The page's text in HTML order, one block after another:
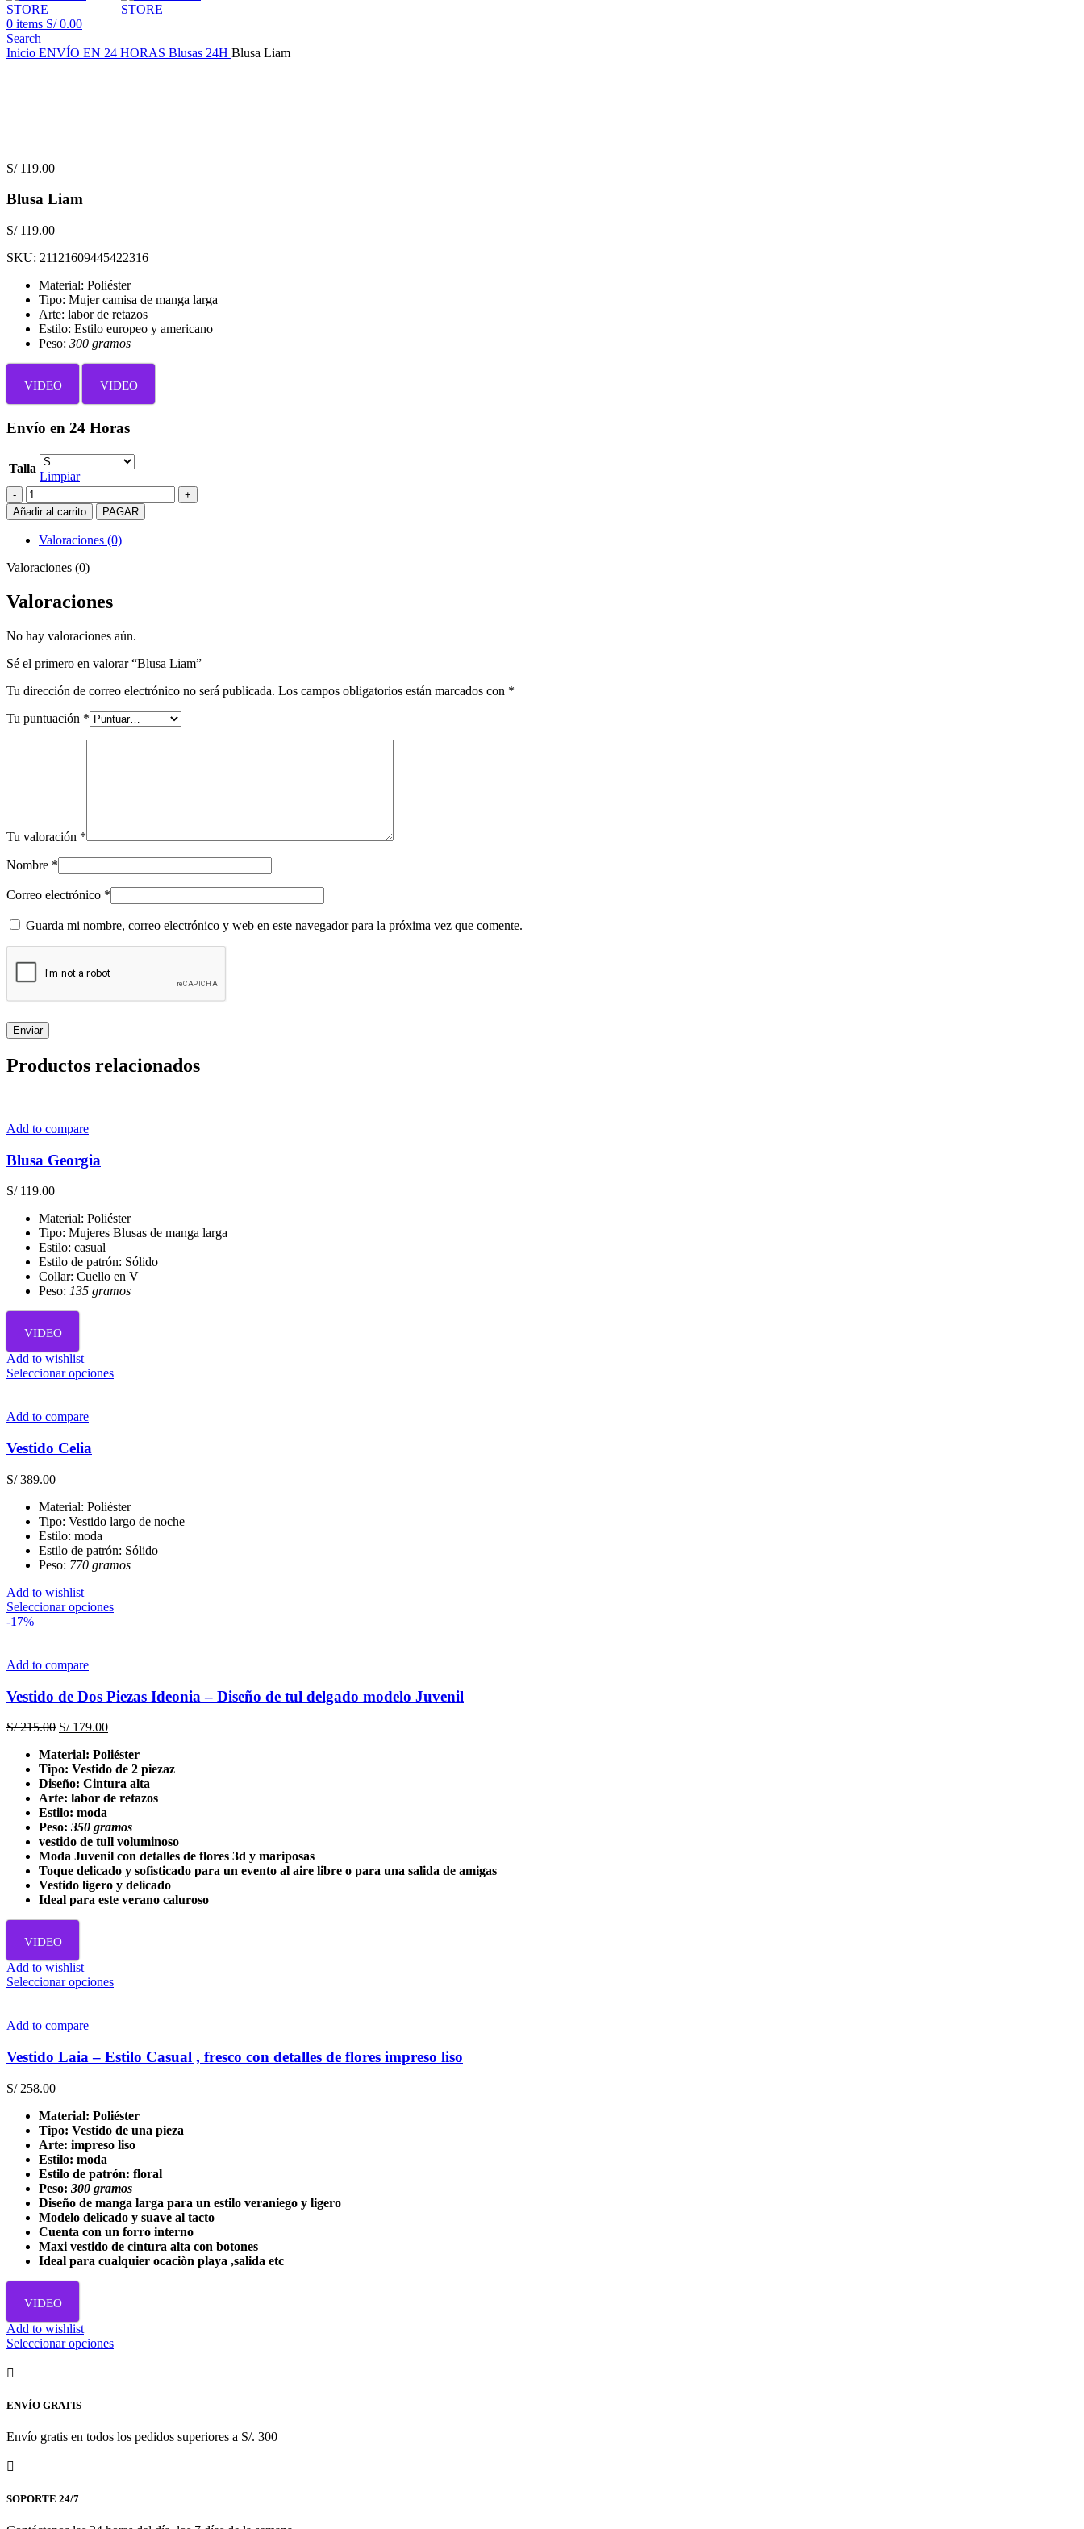
0 items S/0.00
Search
Inicio ENVÍO EN 24 HORAS Blusas 24H Blusa Liam
S/119.00
Blusa Liam
S/119.00
SKU: 21121609445422316
Material: Poliéster
Tipo: Mujer camisa de manga larga
Arte: labor de retazos
Estilo: Estilo europeo y americano
Peso: 300 gramos
VIDEO VIDEO
Envío en 24 Horas
Talla
Limpiar
Blusa
Liam
cantidad
Añadir al carrito PAGAR
Valoraciones (0)
Valoraciones (0)
Valoraciones
No hay valoraciones aún.
Sé el primero en valorar “Blusa Liam”
Tu dirección de correo electrónico no será publicada. Los campos obligatorios están marcados con *
Tu puntuación *
Tu valoración *
Nombre *
Correo electrónico *
Guarda mi nombre, correo electrónico y web en este navegador para la próxima vez que comente.
Productos relacionados
Add to compare
Blusa Georgia
S/119.00
Material: Poliéster
Tipo: Mujeres Blusas de manga larga
Estilo: casual
Estilo de patrón: Sólido
Collar: Cuello en V
Peso: 135 gramos
VIDEO
Add to wishlist
Seleccionar opcionesEste
elegir
en
página
de
Add to compare
Vestido Celia
S/389.00
Material: Poliéster
Tipo: Vestido largo de noche
Estilo: moda
Estilo de patrón: Sólido
Peso: 770 gramos
Add to wishlist
Seleccionar opcionesEste
opciones
se
en
la
página
de
-17%
Add to compare
Vestido de Dos Piezas Ideonia – Diseño de tul delgado modelo Juvenil
S/215.00 El
original
era:
S/ 215.00.
S/179.00El
actual
es:
S/ 179.00.
Material: Poliéster
Tipo: Vestido de 2 piezaz
Diseño: Cintura alta
Arte: labor de retazos
Estilo: moda
Peso: 350 gramos
vestido de tull voluminoso
Moda Juvenil con detalles de flores 3d y mariposas
Toque delicado y sofisticado para un evento al aire libre o para una salida de amigas
Vestido ligero y delicado
Ideal para este verano caluroso
VIDEO
Add to wishlist
Seleccionar opcionesEste
Las
opciones
elegir
en
la
de
producto
Add to compare
Vestido Laia – Estilo Casual , fresco con detalles de flores impreso liso
S/258.00
Material: Poliéster
Tipo: Vestido de una pieza
Arte: impreso liso
Estilo: moda
Estilo de patrón: floral
Peso: 300 gramos
Diseño de manga larga para un estilo veraniego y ligero
Modelo delicado y suave al tacto
Cuenta con un forro interno
Maxi vestido de cintura alta con botones
Ideal para cualquier ocaciòn playa ,salida etc
VIDEO
Add to wishlist
Seleccionar opcionesEste
opciones
se
ENVÍO GRATIS
Envío gratis en todos los pedidos superiores a S/. 300
SOPORTE 24/7